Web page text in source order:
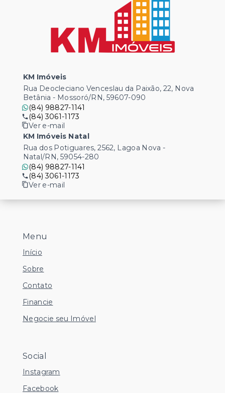
Menu
Início
Sobre
Contato
Financie
Negocie seu Imóvel
Social
Instagram
Facebook
KM Imóveis
Rua Deocleciano Venceslau da Paixão, 22, Nova
Betânia - Mossoró/RN, 59607-090
(84) 98827-1141
(84) 3061-1173
Ver e-mail
KM Imóveis Natal
Rua dos Potiguares, 2562, Lagoa Nova -
Natal/RN, 59054-280
(84) 98827-1141
(84) 3061-1173
Ver e-mail